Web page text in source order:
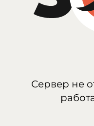
Сервер не